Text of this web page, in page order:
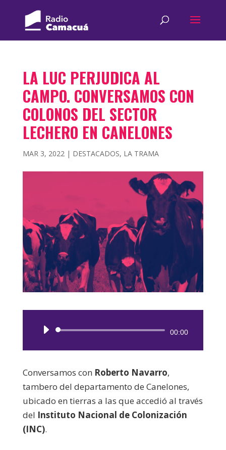
LA LUC PERJUDICA AL
CAMPO. CONVERSAMOS CON
COLONOS DEL SECTOR
LECHERO EN CANELONES
MAR 3, 2022| DESTACADOS, LA TRAMA
Reproductor
00:00
Conversamos con Roberto Navarro,
tambero del departamento de Canelones,
ubicado en tierras a las que accedió al través
del Instituto Nacional de Colonización
(INC).